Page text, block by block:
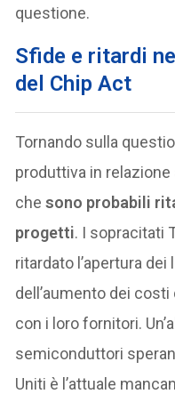
questione.
Sfide e ritardi
del Chip Act
Tornando sulla
produttiva in
che sono probabili
progetti. I sopracitati
ritardato l’apertura
dell’aumento dei
con i loro fornitori.
semiconduttori
Uniti è l’attuale